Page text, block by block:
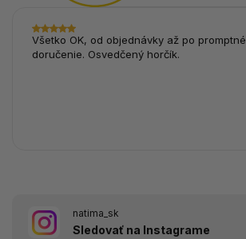
Všetko OK, od objednávky až po promptné
doručenie. Osvedčený horčík.
natima_sk
Sledovať na Instagrame